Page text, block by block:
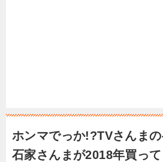
ホンマでっか!?TVさんま
石家さんまが2018年買っ